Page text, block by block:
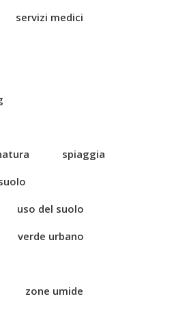
servizi medici
spiaggia
uso del suolo
verde urbano
zone umide